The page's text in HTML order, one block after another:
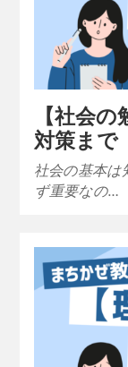
【社会
対策まで
社会の基本は
ず重要なの…